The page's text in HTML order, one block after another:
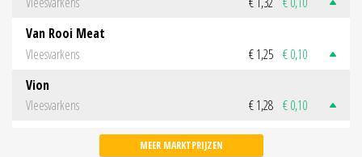
Van Rooi Meat
Vleesvarkens
€ 1,25 € 0,10
Vion
Vleesvarkens
€ 1,28 € 0,10
MEER MARKTPRIJZEN